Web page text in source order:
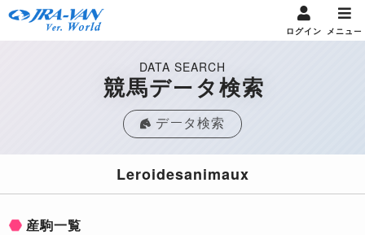
ログイン メニュー
DATA SEARCH
競馬データ検索
データ検索
Leroidesanimaux
産駒一覧